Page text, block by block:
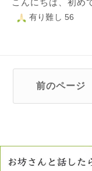
有り難し 56
前のページ